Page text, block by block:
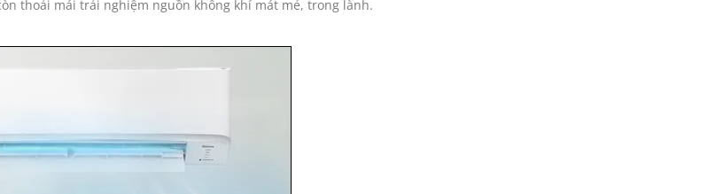
thoải mái trải nghiệm nguồn không khí mát mẻ, trong lành.